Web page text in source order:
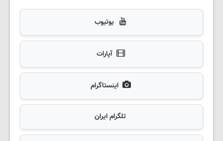
یوتیوب
آپارات
اینستاگرام
تلگرام ایران